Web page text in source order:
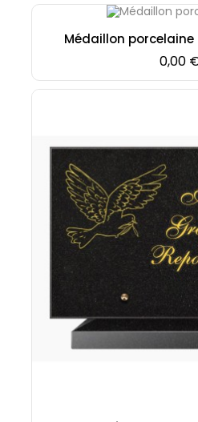
Médaillon
Prix
0,00